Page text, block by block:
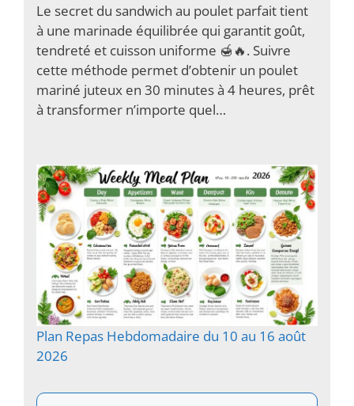
Le secret du sandwich au poulet parfait tient
à une marinade équilibrée qui garantit goût,
tendreté et cuisson uniforme 🍯🔥. Suivre
cette méthode permet d’obtenir un poulet
mariné juteux en 30 minutes à 4 heures, prêt
à transformer n’importe quel…
Plan Repas Hebdomadaire du 10 au 16 août
2026